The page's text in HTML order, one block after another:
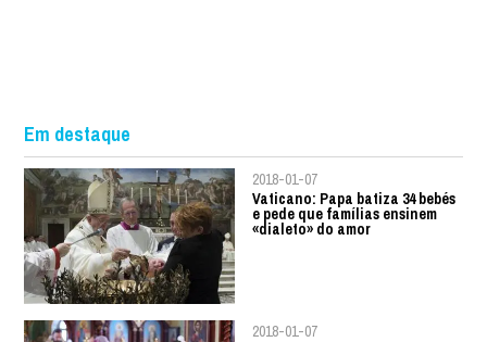
Em destaque
2018-01-07
Vaticano: Papa batiza 34 bebés
e pede que famílias ensinem
«dialeto» do amor
2018-01-07